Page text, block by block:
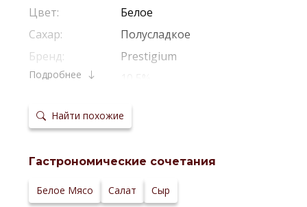
Цвет:
Белое
Сахар:
Полусладкое
Бренд:
Prestigium
Крепость:
Виноград:
Белые Сорта Винограда
хранения:
Температура
4-8 *С
Сайт
производителя:
Подробнее
Найти похожие
Гастрономические сочетания
Белое Мясо Салат Сыр